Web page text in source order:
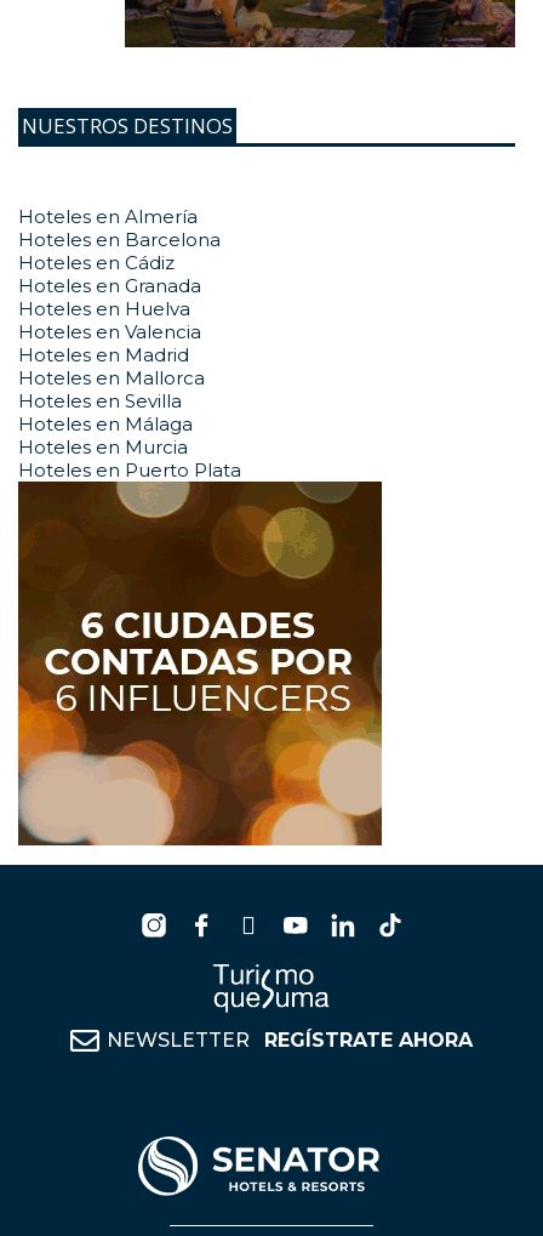
NUESTROS DESTINOS
Hoteles en Almería
Hoteles en Barcelona
Hoteles en Cádiz
Hoteles en Granada
Hoteles en Huelva
Hoteles en Valencia
Hoteles en Madrid
Hoteles en Mallorca
Hoteles en Sevilla
Hoteles en Málaga
Hoteles en Murcia
Hoteles en Puerto Plata
NEWSLETTER REGÍSTRATE AHORA